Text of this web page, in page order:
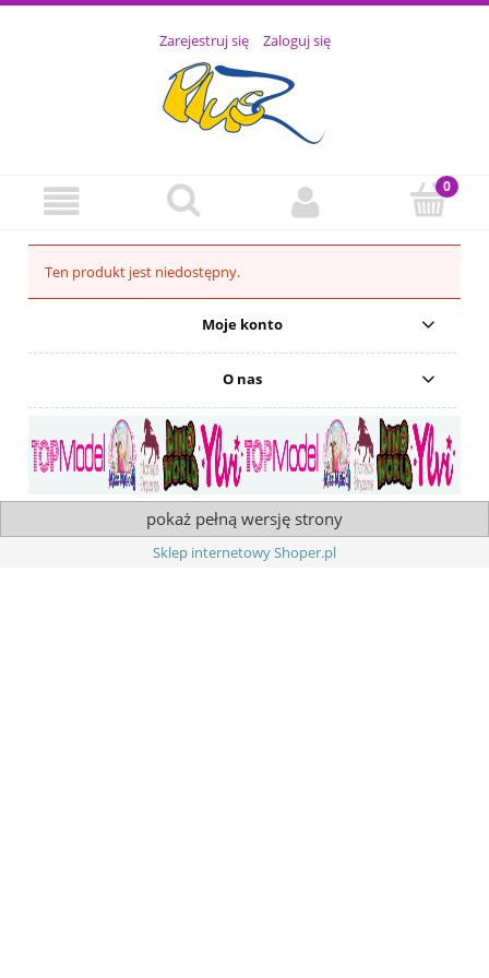
Zarejestruj się Zaloguj się
Ten produkt jest niedostępny.
Moje konto
O nas
pokaż pełną wersję strony
Sklep internetowy Shoper.pl